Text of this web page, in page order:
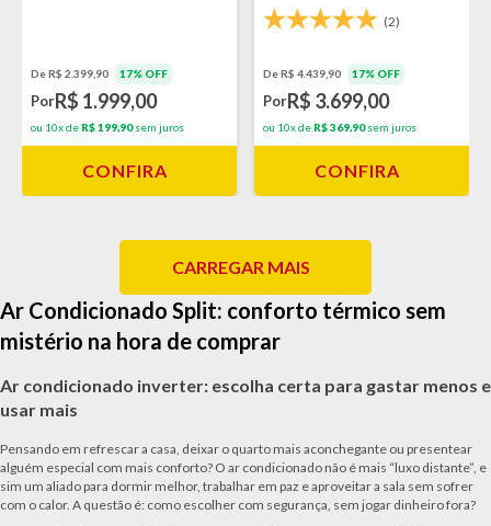
De R$ 2.399,90 17% OFF
PorR$ 1.999,00
ou 10x de R$ 199,90sem juros
CONFIRA
(2)
De R$ 4.439,90 17% OFF
PorR$ 3.699,00
ou 10x de R$ 369,90sem juros
CONFIRA
CARREGAR MAIS
Ar Condicionado Split: conforto térmico sem
mistério na hora de comprar
Ar condicionado inverter: escolha certa para gastar menos e
usar mais
Pensando em refrescar a casa, deixar o quarto mais aconchegante ou presentear
alguém especial com mais conforto? O ar condicionado não é mais “luxo distante”, e
sim um aliado para dormir melhor, trabalhar em paz e aproveitar a sala sem sofrer
com o calor. A questão é: como escolher com segurança, sem jogar dinheiro fora?